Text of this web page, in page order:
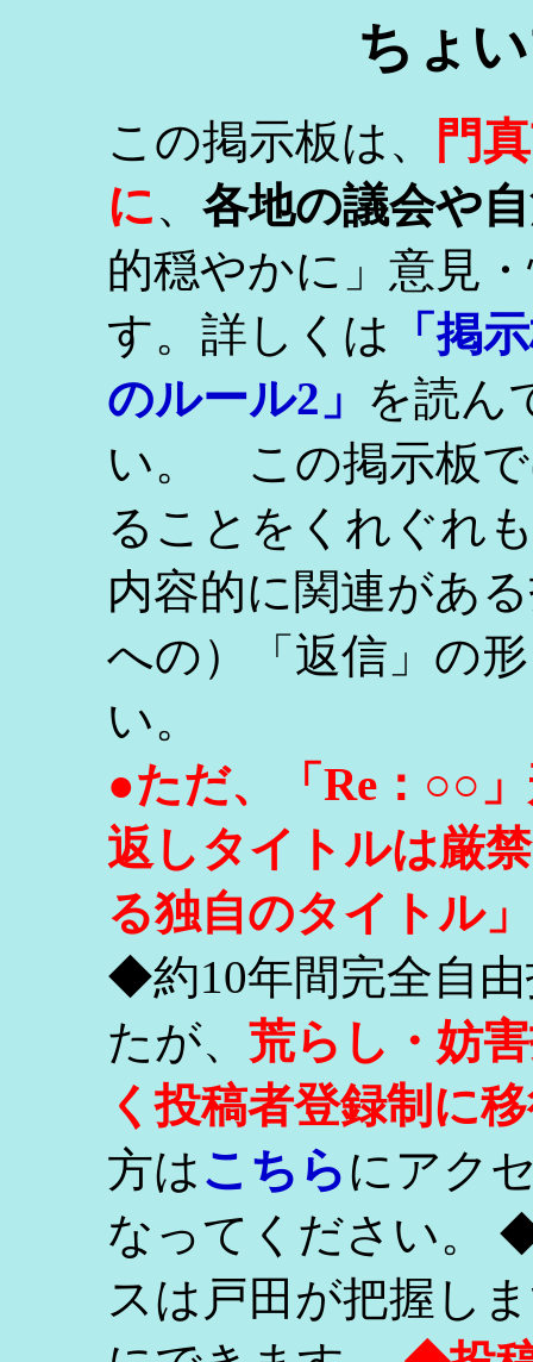
ちょ
この掲示板は、
門
に、 各地の議会や
的穏やかに」意見
す。詳しくは
「掲
のルール2」 を読ん
い。 この掲示板で
ることをくれぐれ
内容的に関連があ
への）「返信」の
い。
●ただ、「Re：○○
返しタイトルは厳
る独自のタイトル
◆約10年間完全自
たが、 荒らし・妨
く投稿者登録制に
方はこちらにアク
なってください。
スは戸田が把握し